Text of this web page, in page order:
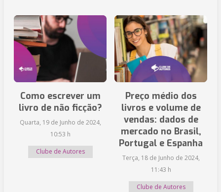
Como escrever um
livro de não ficção?
Quarta, 19 de Junho de 2024,
10:53 h
Clube de Autores
Preço médio dos
livros e volume de
vendas: dados de
mercado no Brasil,
Portugal e Espanha
Terça, 18 de Junho de 2024,
11:43 h
Clube de Autores